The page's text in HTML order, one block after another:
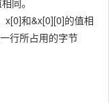
同。
x[0]和&x[0][0]的值相
行所占用的字节